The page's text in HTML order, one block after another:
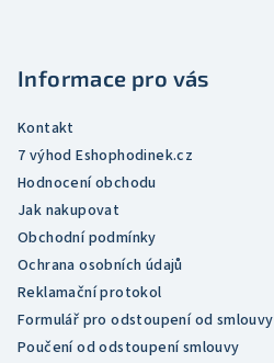
Informace pro vás
Kontakt
7 výhod Eshophodinek.cz
Hodnocení obchodu
Jak nakupovat
Obchodní podmínky
Ochrana osobních údajů
Reklamační protokol
Formulář pro odstoupení od smlouvy
Poučení od odstoupení smlouvy